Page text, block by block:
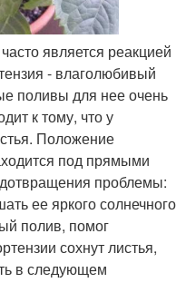
является реакцией
- влаголюбивый
поливы для нее очень
к тому, что у
Положение
под прямыми
проблемы:
ее яркого солнечного
полив, помог
сохнут листья,
в следующем